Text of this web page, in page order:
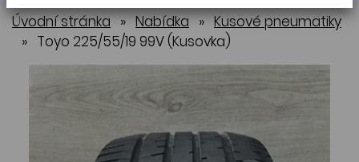
Úvodní stránka » Nabídka » Kusové pneumatiky
» Toyo 225/55/19 99V (Kusovka)